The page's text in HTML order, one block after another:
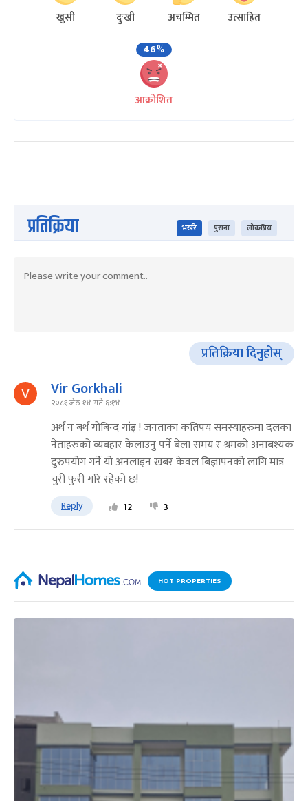
खुसी दुःखी अचम्मित
उत्साहित
46%
आक्रोशित
प्रतिक्रिया भर्खरै पुराना लोकप्रिय
प्रतिक्रिया दिनुहोस्
Vir Gorkhali
२०८१ जेठ १४ गते ६:१४
अर्थ न बर्थ गोबिन्द गांइ ! जनताका कतिपय समस्याहरुमा दलका
नेताहरुको व्यबहार केलाउनु पर्ने बेला समय र श्रमको अनाबश्यक
दुरुपयोग गर्ने यो अनलाइन खबर केवल बिज्ञापनको लागि मात्र
चुरी फुरी गरि रहेको छ!
Reply 12 3
HOT PROPERTIES